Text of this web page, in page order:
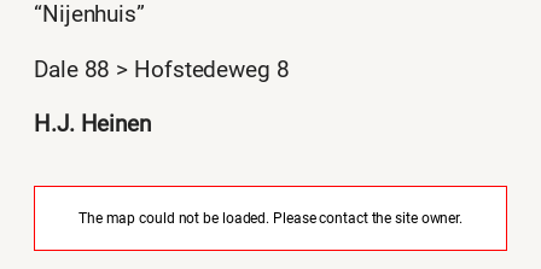
“Nijenhuis”
Dale 88 > Hofstedeweg 8
H.J. Heinen
The map could not be loaded. Please contact the site owner.